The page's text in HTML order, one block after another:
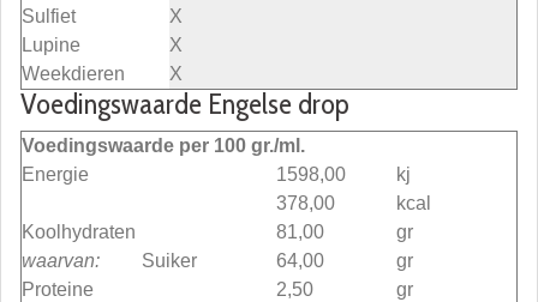
Sulfiet
X
Lupine
X
Weekdieren
X
Voedingswaarde Engelse drop
Voedingswaarde per 100 gr./ml.
Energie
1598,00
kj
378,00
kcal
Koolhydraten
81,00
gr
waarvan:
Suiker 64,00
gr
Proteine
2,50
gr